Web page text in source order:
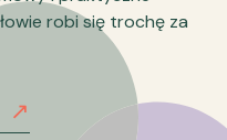
robi się trochę za
↗